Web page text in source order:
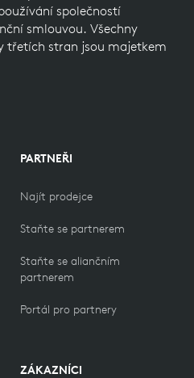
společností
smlouvou. Všechny
třetích stran jsou majetkem
PARTNEŘI
Najít prodejce
Staňte se partnerem
Staňte se aliančním
partnerem
Portál pro partnery
ZÁKAZNÍCI